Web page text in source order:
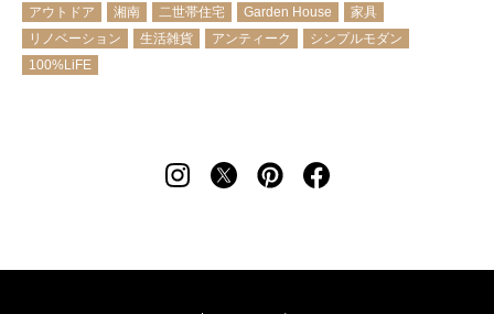
アウトドア
湘南 二世帯住宅 Garden House
家具
リノベーション
生活雑貨 アンティーク
シンプルモダン
100%LiFE